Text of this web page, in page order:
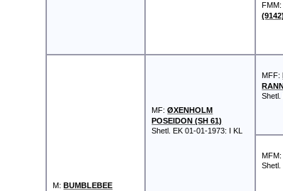
(9142)
M: BUMBLEBEE
MF:ØXENHOLM
POSEIDON (SH 61)
Shetl.
EK 01-01-1973: I KL
MFF:
Shetl.
Shetl.